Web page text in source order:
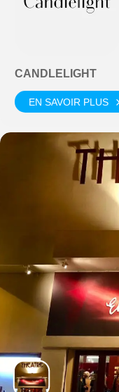
CANDLELIGHT
EN SAVOIR PLUS